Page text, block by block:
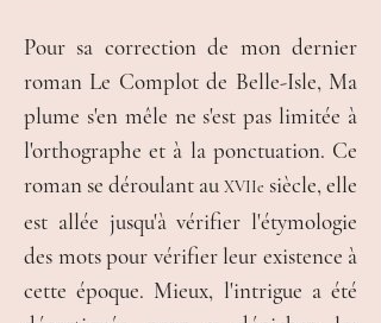
Pour sa correction de mon dernier
roman Le Complot de Belle-Isle, Ma
plume s'en mêle ne s'est pas limitée à
l'orthographe et à la ponctuation. Ce
roman se déroulant au XVIIe siècle, elle
est allée jusqu'à vérifier l'étymologie
des mots pour vérifier leur existence à
cette époque. Mieux, l'intrigue a été